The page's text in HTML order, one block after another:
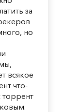
за
но
всякое
что-
торрент